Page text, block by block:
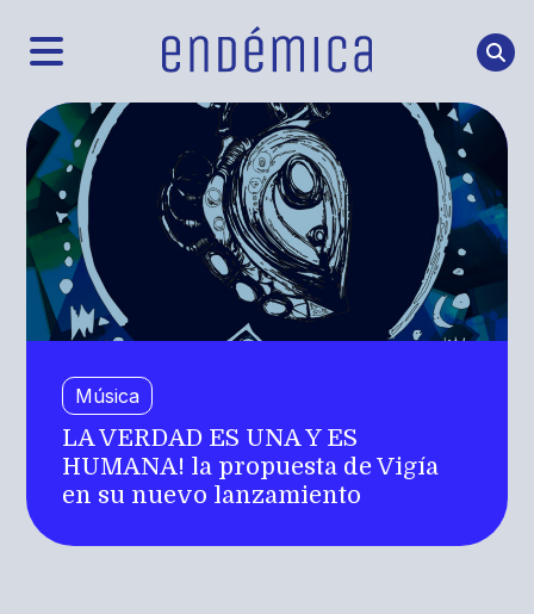
Música
LA VERDAD ES UNA Y ES
HUMANA! la propuesta de Vigía
en su nuevo lanzamiento